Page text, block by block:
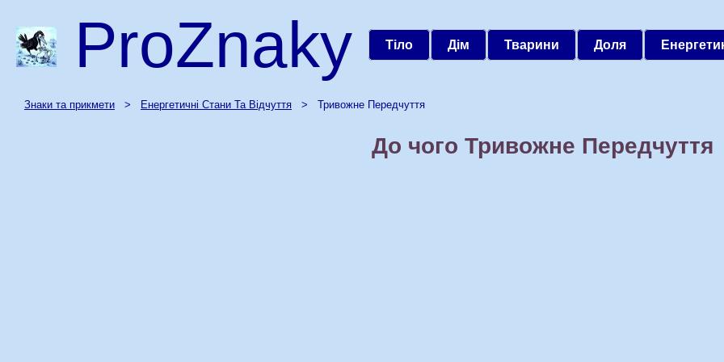
ProZnaky Тіло Дім Тварини Доля
Знаки та прикмети > Енергетичні Стани Та Відчуття > Тривожне Передчуття
До чого Тривожне Передчуття